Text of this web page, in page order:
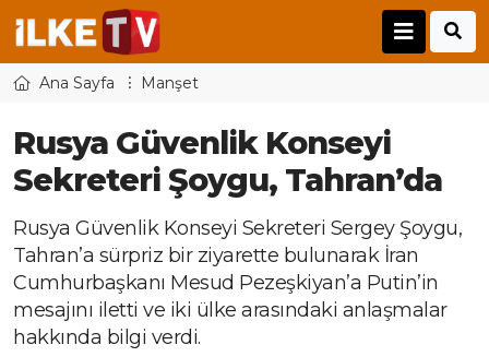
Ana Sayfa Manşet
Rusya Güvenlik Konseyi
Sekreteri Şoygu, Tahran’da
Rusya Güvenlik Konseyi Sekreteri Sergey Şoygu,
Tahran’a sürpriz bir ziyarette bulunarak İran
Cumhurbaşkanı Mesud Pezeşkiyan’a Putin’in
mesajını iletti ve iki ülke arasındaki anlaşmalar
hakkında bilgi verdi.